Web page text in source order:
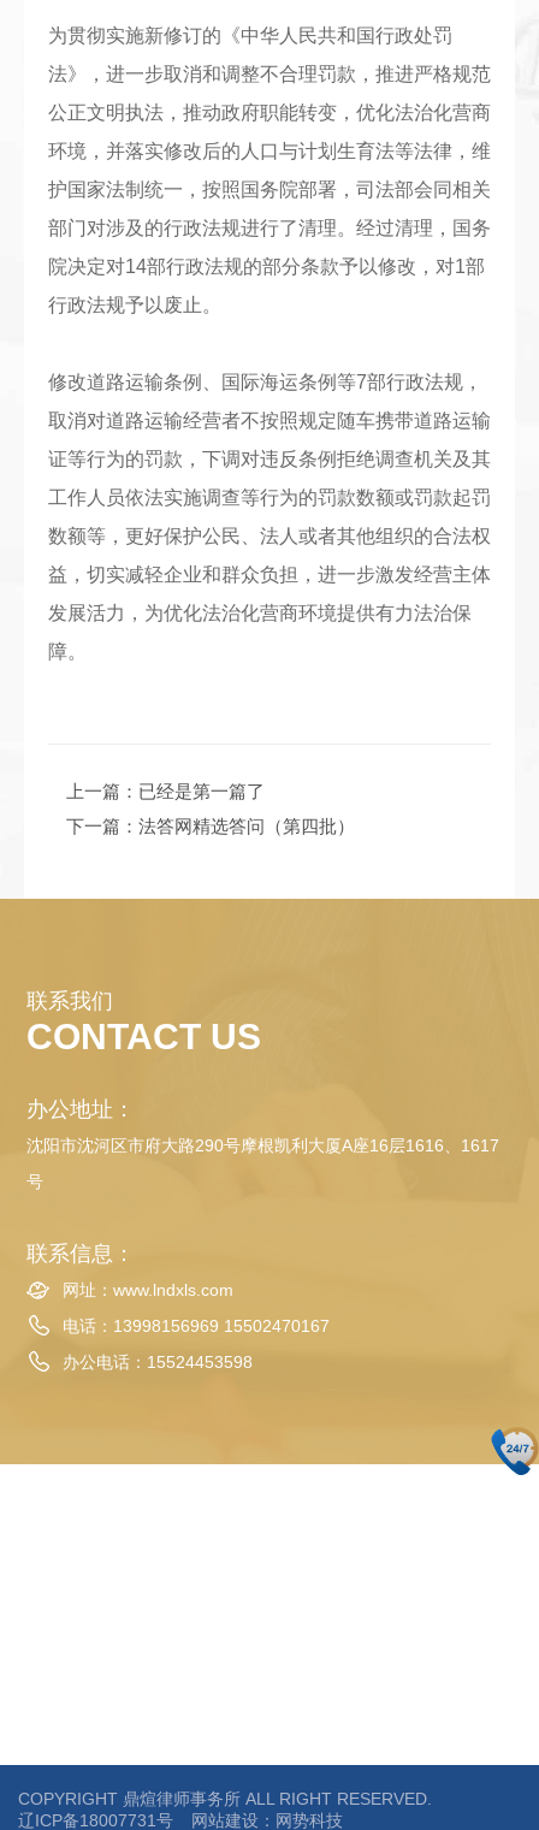
为贯彻实施新修订的《中华人民共和国行政处罚
法》，进一步取消和调整不合理罚款，推进严格规范
公正文明执法，推动政府职能转变，优化法治化营商
环境，并落实修改后的人口与计划生育法等法律，维
护国家法制统一，按照国务院部署，司法部会同相关
部门对涉及的行政法规进行了清理。经过清理，国务
院决定对14部行政法规的部分条款予以修改，对1部
行政法规予以废止。
修改道路运输条例、国际海运条例等7部行政法规，
取消对道路运输经营者不按照规定随车携带道路运输
证等行为的罚款，下调对违反条例拒绝调查机关及其
工作人员依法实施调查等行为的罚款数额或罚款起罚
数额等，更好保护公民、法人或者其他组织的合法权
益，切实减轻企业和群众负担，进一步激发经营主体
发展活力，为优化法治化营商环境提供有力法治保
障。
上一篇： 已经是第一篇了
下一篇： 法答网精选答问（第四批）
联系我们
CONTACT US
办公地址：
沈阳市沈河区市府大路290号摩根凯利大厦A座16层1616、1617
号
联系信息：
网址：www.lndxls.com
电话：13998156969 15502470167
办公电话： 15524453598
COPYRIGHT 鼎煊律师事务所 ALL RIGHT RESERVED.
辽ICP备18007731号
网站建设 ：网势科技